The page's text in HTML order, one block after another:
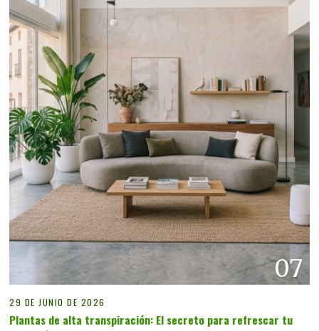
07
29 DE JUNIO DE 2026
Plantas de alta transpiración: El secreto para refrescar tu